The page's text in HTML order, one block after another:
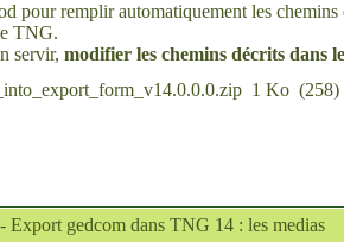
pour remplir automatiquement les chemins
TNG.
servir, modifier les chemins décrits dans
1 Ko (258)
Export gedcom dans TNG 14 : les medias